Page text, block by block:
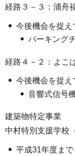
経路３－３：浦舟
今後機会を捉え
パーキング
経路４－２：よこ
今後機会を捉え
音響式信号
建築物特定事業
中村特別支援学校
平成31年度ま